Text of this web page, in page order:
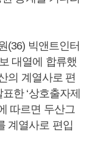
(36) 빅앤트인터
대열에 합류했
의 계열사로 편
한 ‘상호출자제
따르면 두산그
계열사로 편입